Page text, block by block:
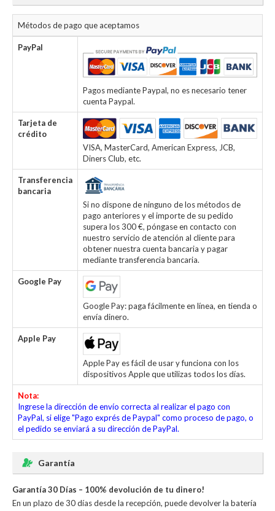
Métodos de pago que aceptamos
PayPal
Pagos mediante Paypal, no es necesario tener
cuenta Paypal.
Tarjeta de
crédito
VISA, MasterCard, American Express, JCB,
Diners Club, etc.
Transferencia
bancaria
Si no dispone de ninguno de los métodos de
pago anteriores y el importe de su pedido
supera los 300 €, póngase en contacto con
nuestro servicio de atención al cliente para
obtener nuestra cuenta bancaria y pagar
mediante transferencia bancaria.
Google Pay
Google Pay: paga fácilmente en línea, en tienda o
envía dinero.
Apple Pay
Apple Pay es fácil de usar y funciona con los
dispositivos Apple que utilizas todos los días.
Nota:
Ingrese la dirección de envío correcta al realizar el pago con
PayPal, si elige "Pago exprés de Paypal" como proceso de pago, o
el pedido se enviará a su dirección de PayPal.
Garantía
Garantía 30 Días – 100% devolución de tu dinero!
En un plazo de 30 días desde la recepción, puede devolver la batería